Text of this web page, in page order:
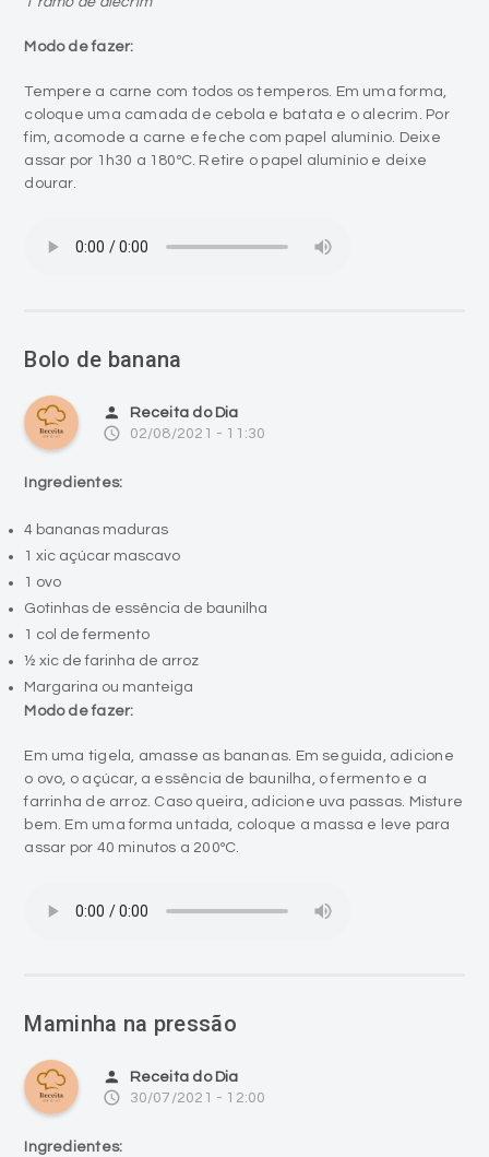
Modo de fazer:
Tempere a carne com todos os temperos. Em uma forma,
coloque uma camada de cebola e batata e o alecrim. Por
fim, acomode a carne e feche com papel alumínio. Deixe
assar por 1h30 a 180ºC. Retire o papel alumínio e deixe
dourar.
Bolo de banana
person Receita do Dia
access_time 02/08/2021 - 11:30
Ingredientes:
4 bananas maduras
1 xic açúcar mascavo
1 ovo
Gotinhas de essência de baunilha
1 col de fermento
½ xic de farinha de arroz
Margarina ou manteiga
Modo de fazer:
Em uma tigela, amasse as bananas. Em seguida, adicione
o ovo, o açúcar, a essência de baunilha, o fermento e a
farrinha de arroz. Caso queira, adicione uva passas. Misture
bem. Em uma forma untada, coloque a massa e leve para
assar por 40 minutos a 200ºC.
Maminha na pressão
person Receita do Dia
access_time 30/07/2021 - 12:00
Ingredientes: